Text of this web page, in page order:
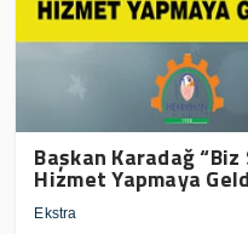
Başkan Karadağ
Hizmet Yapmaya
Ekstra